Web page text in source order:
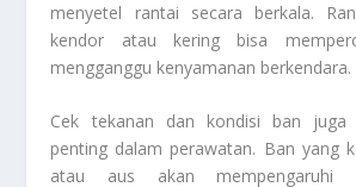
menyetel rantai secara berkala.
kendor atau kering bisa
mengganggu kenyamanan berkendara.
Cek tekanan dan kondisi ban juga
penting dalam perawatan. Ban yang
atau aus akan mempengaruhi